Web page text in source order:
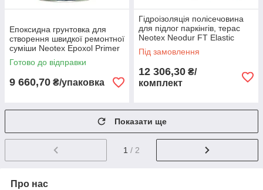
Епоксидна грунтовка для
створення швидкої ремонтної
суміши Neotex Epoxol Primer
упак 10 кг
Готово до відправки
9 660,70 ₴/упаковка
Гідроізоляція полісечовина
для підлог паркінгів, терас
Neotex Neodur FT Elastic
(А+В) пак 5,5 кг RAL 7047
Під замовлення
12 306,30 ₴/
комплект
Показати ще
1 / 2
Про нас